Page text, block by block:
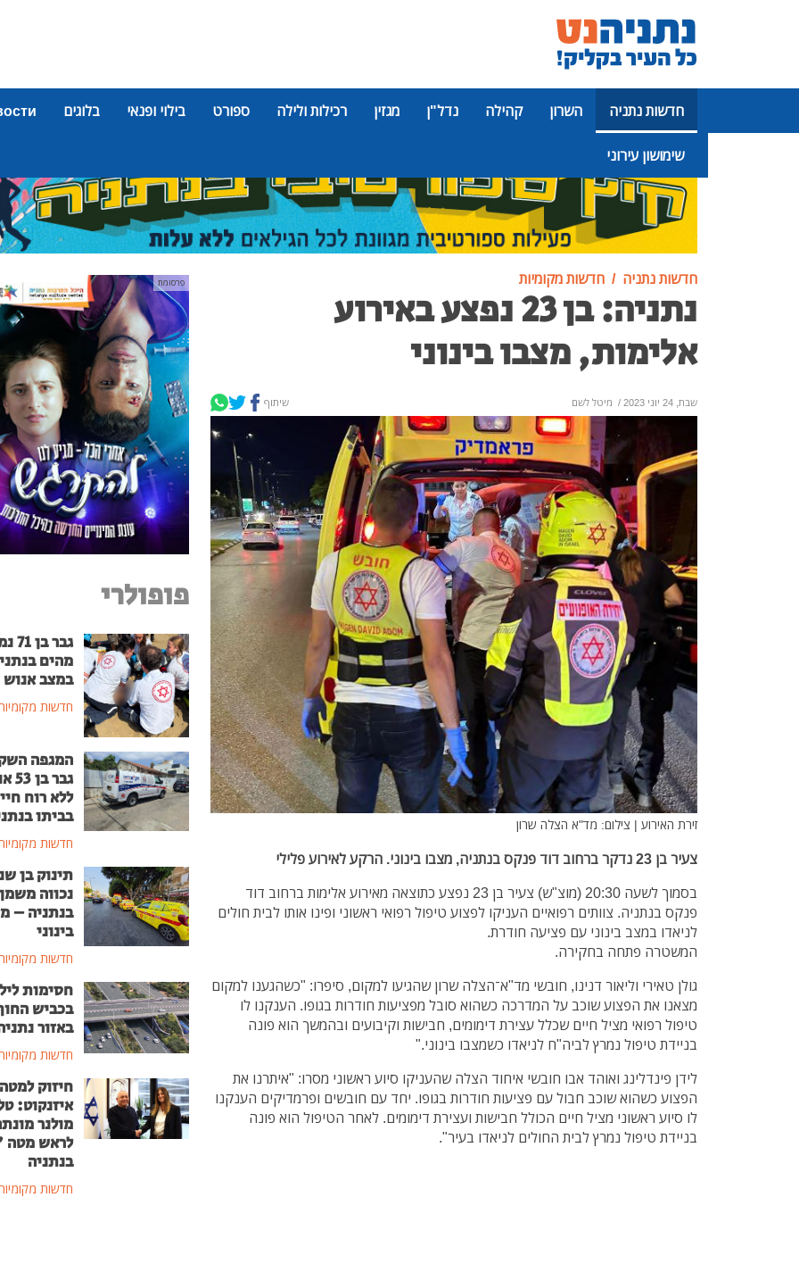
חדשות נתניה השרון קהילה נדל"ן מגזין רכילות ולילה ספורט בילוי ופנאי בלוגים
שימושון עירוני
פרסומת
חדשות נתניה חדשות מקומיות
נתניה: בן 23 נפצע באירוע
אלימות, מצבו בינוני
שבת, 24 יוני 2023 / מיטל לשם שיתוף
זירת האירוע | צילום: מד"א הצלה שרון
צעיר בן 23 נדקר ברחוב דוד פנקס בנתניה, מצבו בינוני. הרקע לאירוע פלילי
בסמוך לשעה 20:30 (מוצ"ש) צעיר בן 23 נפצע כתוצאה מאירוע אלימות ברחוב דוד
פנקס בנתניה. צוותים רפואיים העניקו לפצוע טיפול רפואי ראשוני ופינו אותו לבית חולים
לניאדו במצב בינוני עם פציעה חודרת.
המשטרה פתחה בחקירה.
גולן טאירי וליאור דנינו, חובשי מד"א־הצלה שרון שהגיעו למקום, סיפרו: "כשהגענו למקום
מצאנו את הפצוע שוכב על המדרכה כשהוא סובל מפציעות חודרות בגופו. הענקנו לו
טיפול רפואי מציל חיים שכלל עצירת דימומים, חבישות וקיבועים ובהמשך הוא פונה
בניידת טיפול נמרץ לביה"ח לניאדו כשמצבו בינוני."
לידן פינדלינג ואוהד אבו חובשי איחוד הצלה שהעניקו סיוע ראשוני מסרו: "איתרנו את
הפצוע כשהוא שוכב חבול עם פציעות חודרות בגופו. יחד עם חובשים ופרמדיקים הענקנו
לו סיוע ראשוני מציל חיים הכולל חבישות ועצירת דימומים. לאחר הטיפול הוא פונה
בניידת טיפול נמרץ לבית החולים לניאדו בעיר".
פרסומת
פופולרי
גבר
מהים
במצב אנוש
חדשות
המגפה
גבר
ללא רוח
בביתו
חדשות
תינוק בן
נכווה
בנתניה –
בינוני
חדשות
חסימות
בכביש
באזור
חדשות
חיזוק למטה
איזנקוט:
מולנר
לראש
בנתניה
חדשות